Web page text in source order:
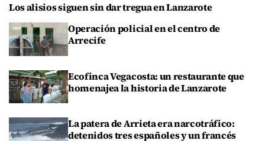
Los alisios siguen sin dar tregua en Lanzarote
Operación policial en el centro de
Arrecife
Ecofinca Vegacosta: un restaurante que
homenajea la historia de Lanzarote
La patera de Arrieta era narcotráfico:
detenidos tres españoles y un francés